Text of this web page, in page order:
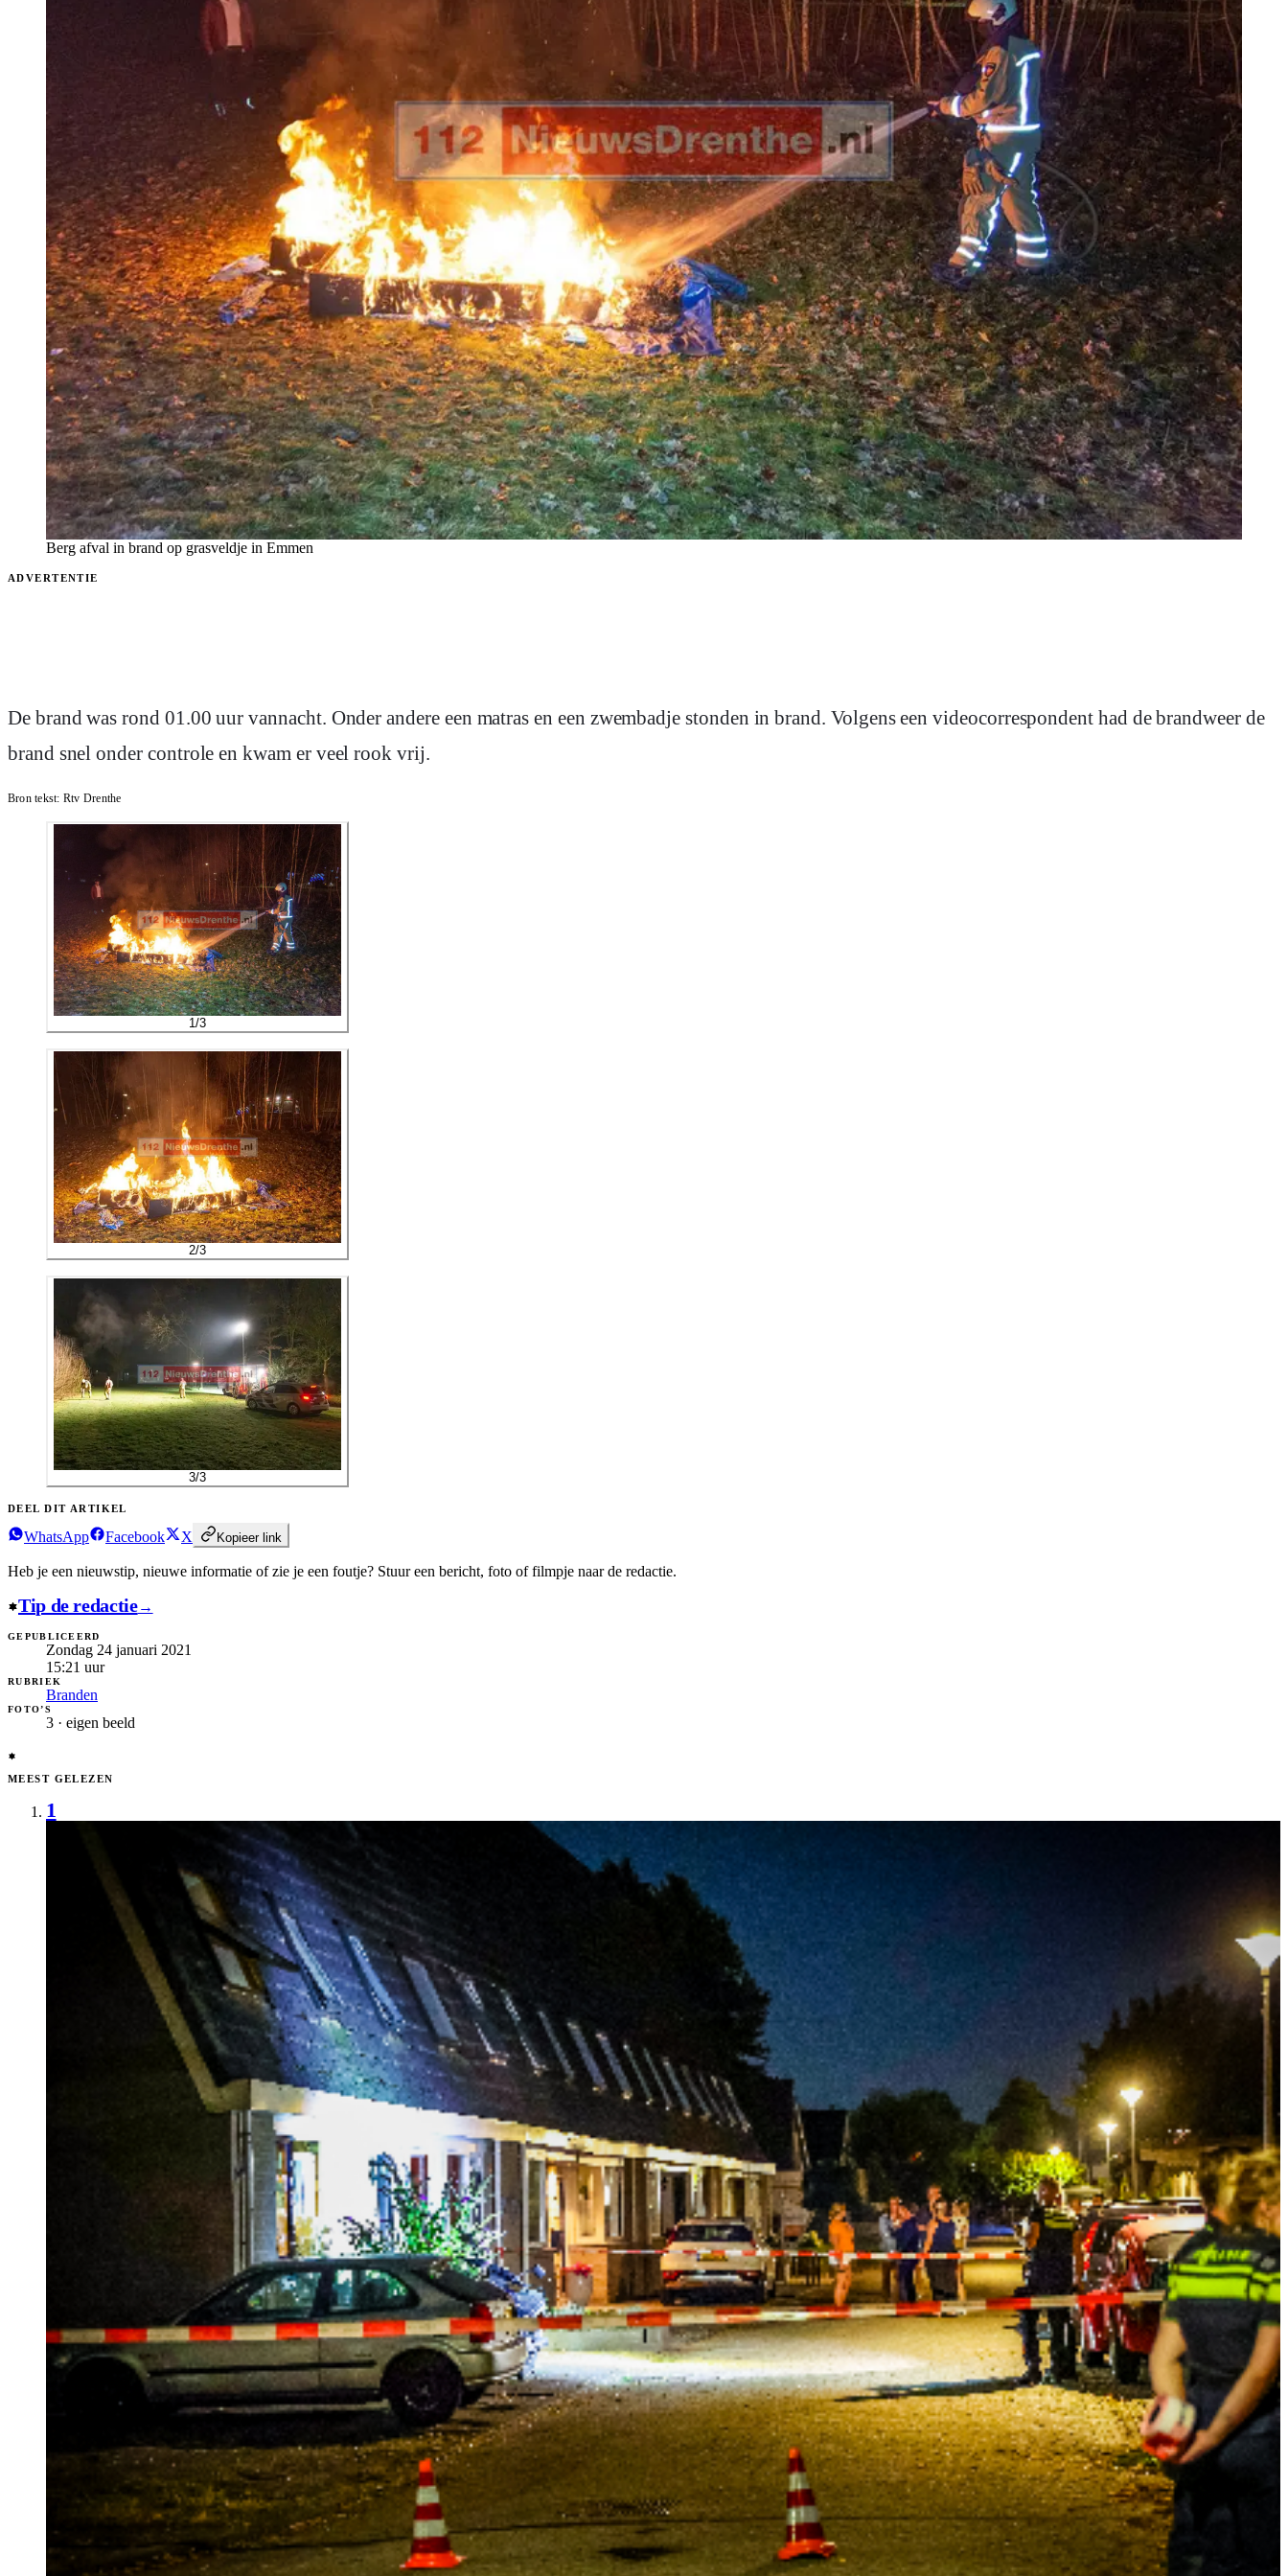
Berg afval in brand op grasveldje in Emmen
ADVERTENTIE
De brand was rond 01.00 uur vannacht. Onder andere een matras en een zwembadje stonden in brand. Volgens een videocorrespondent had de brandweer de
brand snel onder controle en kwam er veel rook vrij.
Bron tekst: Rtv Drenthe
1/3
2/3
3/3
DEEL DIT ARTIKEL
WhatsApp Facebook X Kopieer link
Heb je een nieuwstip, nieuwe informatie of zie je een foutje? Stuur een bericht, foto of filmpje naar de redactie.
Tip de redactie→
GEPUBLICEERD
Zondag 24 januari 2021
15:21 uur
RUBRIEK
Branden
FOTO’S
3 · eigen beeld
MEEST GELEZEN
1